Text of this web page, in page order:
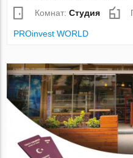
Комнат:Студия
PROinvest WORLD